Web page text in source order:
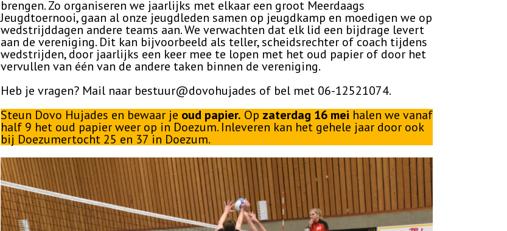
brengen. Zo organiseren we jaarlijks met elkaar een groot Meerdaags
Jeugdtoernooi, gaan al onze jeugdleden samen op jeugdkamp en moedigen we op
wedstrijddagen andere teams aan. We verwachten dat elk lid een bijdrage levert
aan de vereniging. Dit kan bijvoorbeeld als teller, scheidsrechter of coach tijdens
wedstrijden, door jaarlijks een keer mee te lopen met het oud papier of door het
vervullen van één van de andere taken binnen de vereniging.
Heb je vragen? Mail naar bestuur@dovohujades of bel met 06-12521074.
Steun Dovo Hujades en bewaar je oud papier. Op zaterdag 16 mei halen we vanaf
half 9 het oud papier weer op in Doezum. Inleveren kan het gehele jaar door ook
bij Doezumertocht 25 en 37 in Doezum.